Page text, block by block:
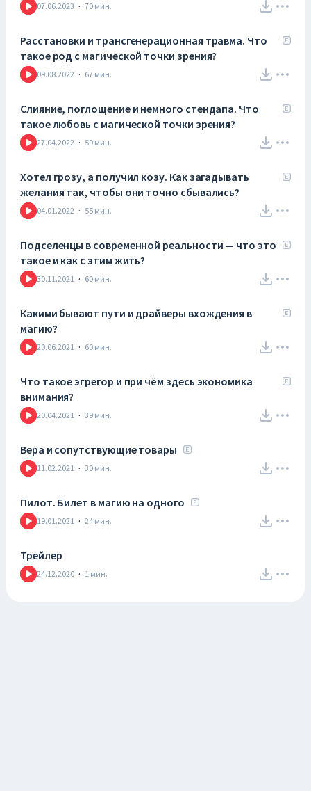
07.06.2023 · 70 мин.
Расстановки и трансгенерационная травма. Что
такое род с магической точки зрения?
09.08.2022 · 67 мин.
Слияние, поглощение и немного стендапа. Что
такое любовь с магической точки зрения?
27.04.2022 · 59 мин.
Хотел грозу, а получил козу. Как загадывать
желания так, чтобы они точно сбывались?
04.01.2022 · 55 мин.
Подселенцы в современной реальности — что это
такое и как с этим жить?
30.11.2021 · 60 мин.
Какими бывают пути и драйверы вхождения в
магию?
20.06.2021 · 60 мин.
Что такое эгрегор и при чём здесь экономика
внимания?
20.04.2021 · 39 мин.
Вера и сопутствующие товары
11.02.2021 · 30 мин.
Пилот. Билет в магию на одного
19.01.2021 · 24 мин.
Трейлер
24.12.2020 · 1 мин.